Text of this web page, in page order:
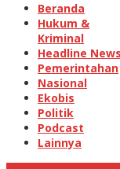
Beranda
Hukum &
Kriminal
Headline News
Pemerintahan
Nasional
Ekobis
Politik
Podcast
Lainnya